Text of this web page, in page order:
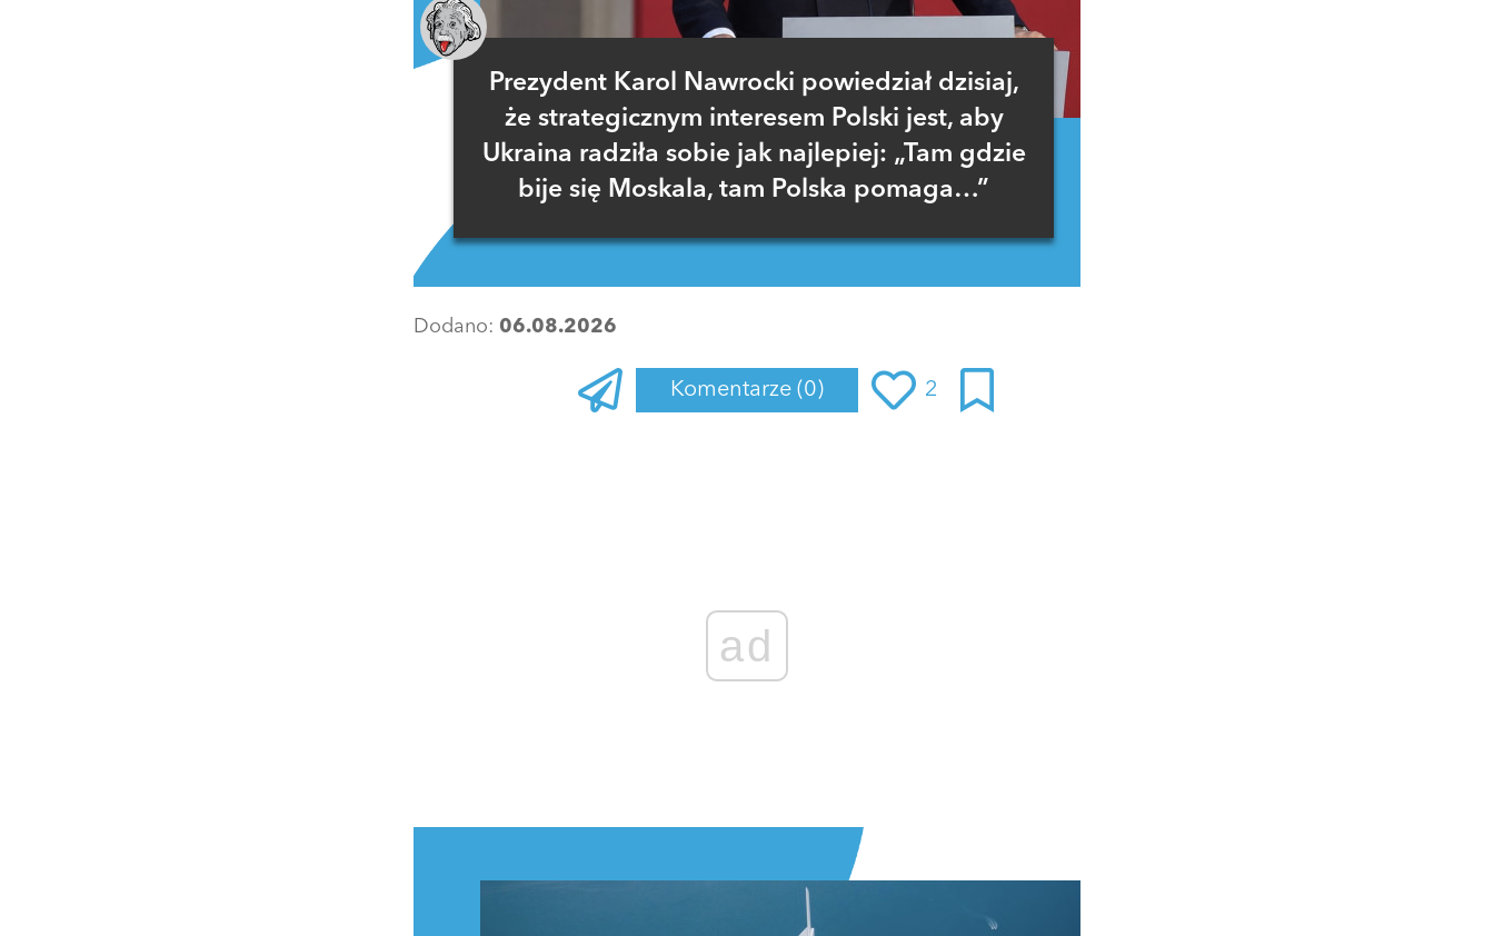
Prezydent Karol Nawrocki powiedział dzisiaj,
że strategicznym interesem Polski jest, aby
Ukraina radziła sobie jak najlepiej: „Tam gdzie
bije się Moskala, tam Polska pomaga…”
Dodano: 06.08.2026
Komentarze (0) 2
ad